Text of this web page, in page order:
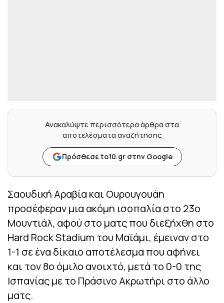
Ανακαλύψτε περισσότερα άρθρα στα
αποτελέσματα αναζήτησης
Πρόσθεσε to10.gr στην Google
Σαουδική Αραβία και Ουρουγουάη
προσέφεραν μια ακόμη ισοπαλία στο 23ο
Μουντιάλ, αφού στο ματς που διεξήχθη στο
Hard Rock Stadium του Μαϊάμι, έμειναν στο
1-1 σε ένα δίκαιο αποτέλεσμα που αφήνει
και τον 8ο όμιλο ανοιχτό, μετά το 0-0 της
Ισπανίας με το Πράσινο Ακρωτήρι στο άλλο
ματς.